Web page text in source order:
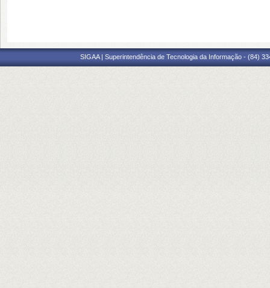
SIGAA | Superintendência de Tecnologia da Informação - (84)